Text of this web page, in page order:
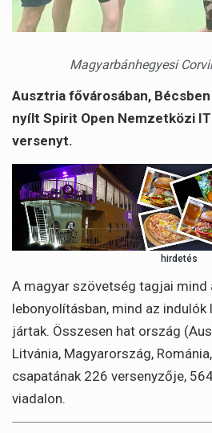
Magyarbánhegyesi
Ausztria fővárosában,
nyílt Spirit Open Nemzetközi
versenyt.
hirdetés
A magyar szövetség tagjai mind
lebonyolításban, mind az indulók
jártak. Összesen hat ország
Litvánia, Magyarország,
csapatának 226 versenyzője,
viadalon.